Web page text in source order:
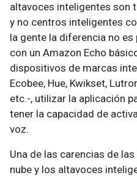
altavoces inteligentes son
y no centros inteligentes
la gente la diferencia no
con un Amazon Echo
dispositivos de marcas
Ecobee, Hue, Kwikset,
etc.-, utilizar la aplicación
tener la capacidad de
voz.
Una de las carencias de
nube y los altavoces